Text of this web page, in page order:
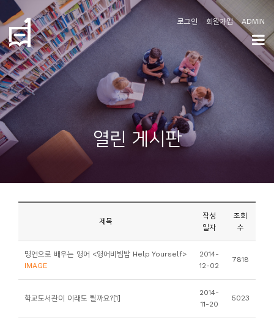
로그인 회원가입 ADMIN
열린 게시판
제목
작성
일자
조회
수
명언으로 배우는 영어 <영어비빔밥 Help Yourself>
IMAGE
2014-
12-02
7818
학교도서관이 이래도 될까요?[1]
2014-
11-20
5023
학
도
협
개
지
사